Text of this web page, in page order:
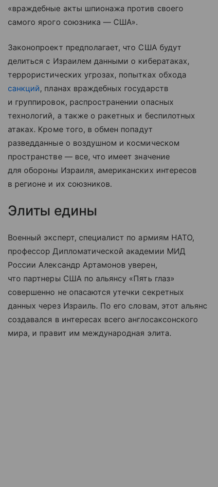
«враждебные акты шпионажа против своего
самого ярого союзника — США».
Законопроект предполагает, что США будут
делиться с Израилем данными о кибератаках,
террористических угрозах, попытках обхода
санкций, планах враждебных государств
и группировок, распространении опасных
технологий, а также о ракетных и беспилотных
атаках. Кроме того, в обмен попадут
разведданные о воздушном и космическом
пространстве — все, что имеет значение
для обороны Израиля, американских интересов
в регионе и их союзников.
Элиты едины
Военный эксперт, специалист по армиям НАТО,
профессор Дипломатической академии МИД
России Александр Артамонов уверен,
что партнеры США по альянсу «Пять глаз»
совершенно не опасаются утечки секретных
данных через Израиль. По его словам, этот альянс
создавался в интересах всего англосаксонского
мира, и правит им международная элита.